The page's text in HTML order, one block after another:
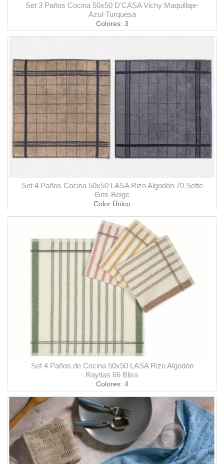
Set 3 Paños Cocina 50x50 D'CASA Vichy Maquillaje-
Azul-Turquesa
Colores: 3
Set 4 Paños Cocina 50x50 LASA Rizo Algodón 70 Sette
Gris-Beige
Color Único
Set 4 Paños de Cocina 50x50 LASA Rizo Algodón
Rayitas 66 Bliss
Colores: 4